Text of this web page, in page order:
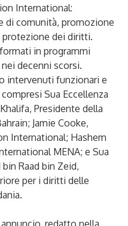
International:
di comunità, promozione
protezione dei diritti.
in programmi
decenni scorsi.
intervenuti funzionari e
Sua Eccellenza
Presidente della
Jamie Cooke,
International; Hashem
MENA; e Sua
Raad bin Zeid,
per i diritti delle
redatto nella